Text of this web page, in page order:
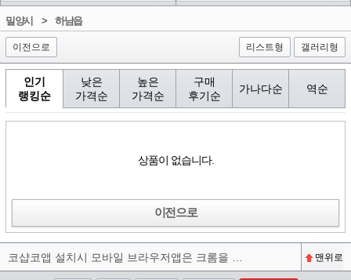
1
밀양시 > 하남읍
이전으로 리스트형 갤러리형
인기
랭킹순
낮은
가격순
높은
가격순
구매
후기순
가나다순 역순
상품이 없습니다.
이전으로
맨위로